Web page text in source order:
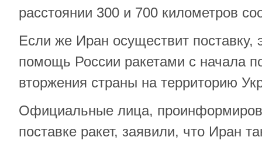
расстоянии 300 и 700 километров
Если же Иран осуществит поставку,
помощь России ракетами с начала
вторжения страны на территорию
Официальные лица,
поставке ракет, заявили, что Иран